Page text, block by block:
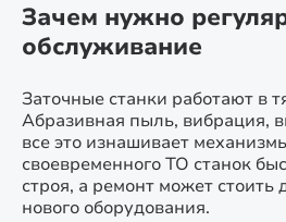
Зачем нужно
обслуживание
Заточные станки работают в
Абразивная пыль, вибрация,
все это изнашивает
своевременного ТО станок
строя, а ремонт может стоить
нового оборудования.